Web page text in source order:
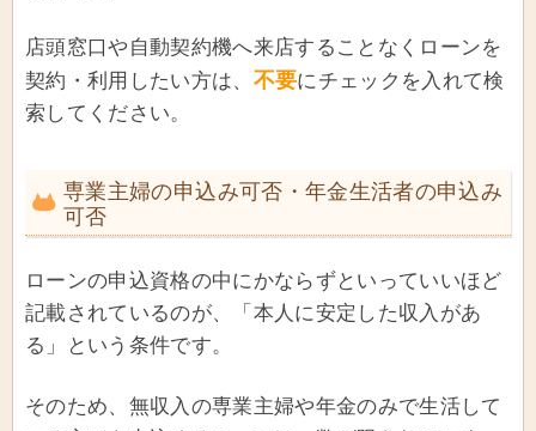
店頭窓口や自動契約機へ来店することなくローンを
契約・利用したい方は、 不要にチェックを入れて検
索してください。
専業主婦の申込み可否・年金生活者の申込み
可否
ローンの申込資格の中にかならずといっていいほど
記載されているのが、「本人に安定した収入があ
る」という条件です。
そのため、無収入の専業主婦や年金のみで生活して